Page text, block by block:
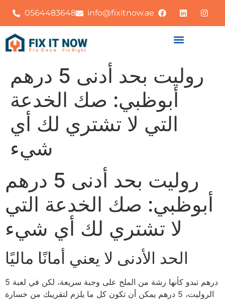
0564483648 info@fixitnow.ae
روليت بحد أدنى 5 درهم
أبوظبي: صك الخدعة
التي لا تشتري لك أي
شيء
روليت بحد أدنى 5 درهم
أبوظبي: صك الخدعة التي
لا تشتري لك أي شيء
الحد الأدنى لا يعني أمانًا ماليًا
5 درهم تبدو كأنها رشة من الملح على وجبة سريعة، لكن في لعبة
الروليت، 5 درهم يمكن أن تكون كل ما يلزم لتقريبك من خسارة